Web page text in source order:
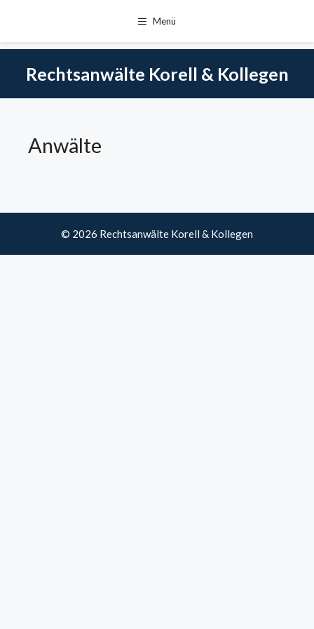
springen
Menü
Rechtsanwälte Korell & Kollegen
Anwälte
© 2026 Rechtsanwälte Korell & Kollegen